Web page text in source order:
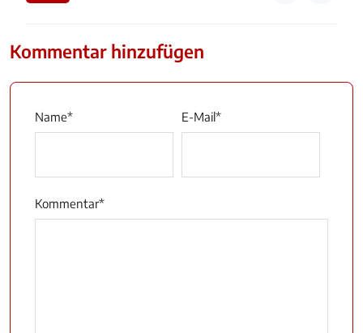
Kommentar hinzufügen
Name* E-Mail*
Kommentar*